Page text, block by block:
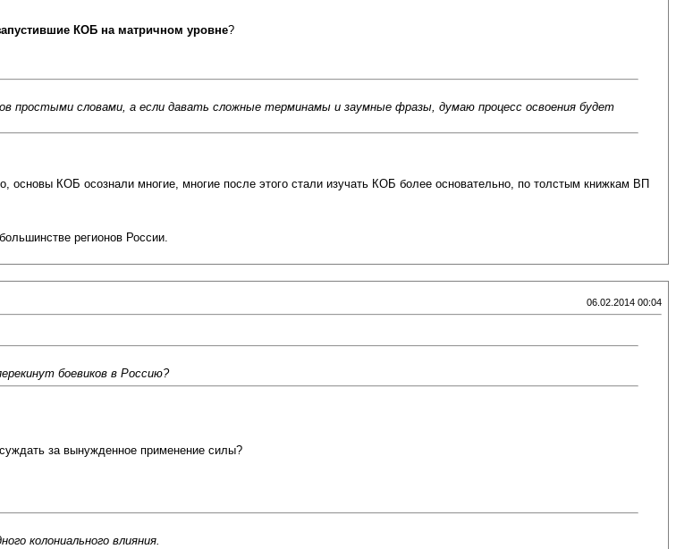
КОБ на матричном уровне?
простыми словами, а если давать сложные терминамы и заумные фразы, думаю процесс освоения будет
КОБ осознали многие, многие после этого стали изучать КОБ более основательно, по толстым книжкам ВП
регионов России.
06.02.2014 00:04
боевиков в Россию?
за вынужденное применение силы?
колониального влияния.